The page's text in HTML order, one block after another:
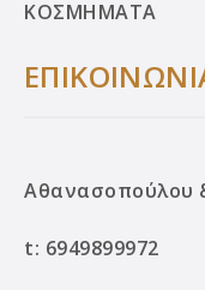
ΚΟΣΜΗΜΑΤΑ
Αθανασοπούλου
t: 6949899972